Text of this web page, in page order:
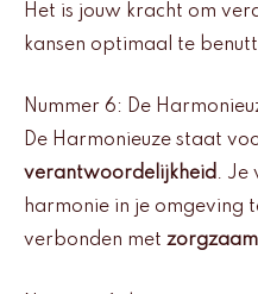
Het is jouw kracht om
kansen optimaal te
Nummer 6: De
De Harmonieuze staat
verantwoordelijkheid. Je
harmonie in je omgeving
verbonden met